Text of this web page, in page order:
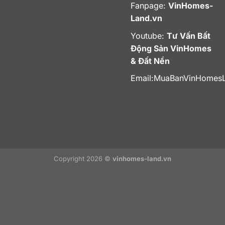
Fanpage: VinHomes-
Land.vn
Youtube: Tư Vấn Bất
Động Sản VinHomes
& Đất Nền
Email:
Copyright 2026 © vinhomes-land.vn